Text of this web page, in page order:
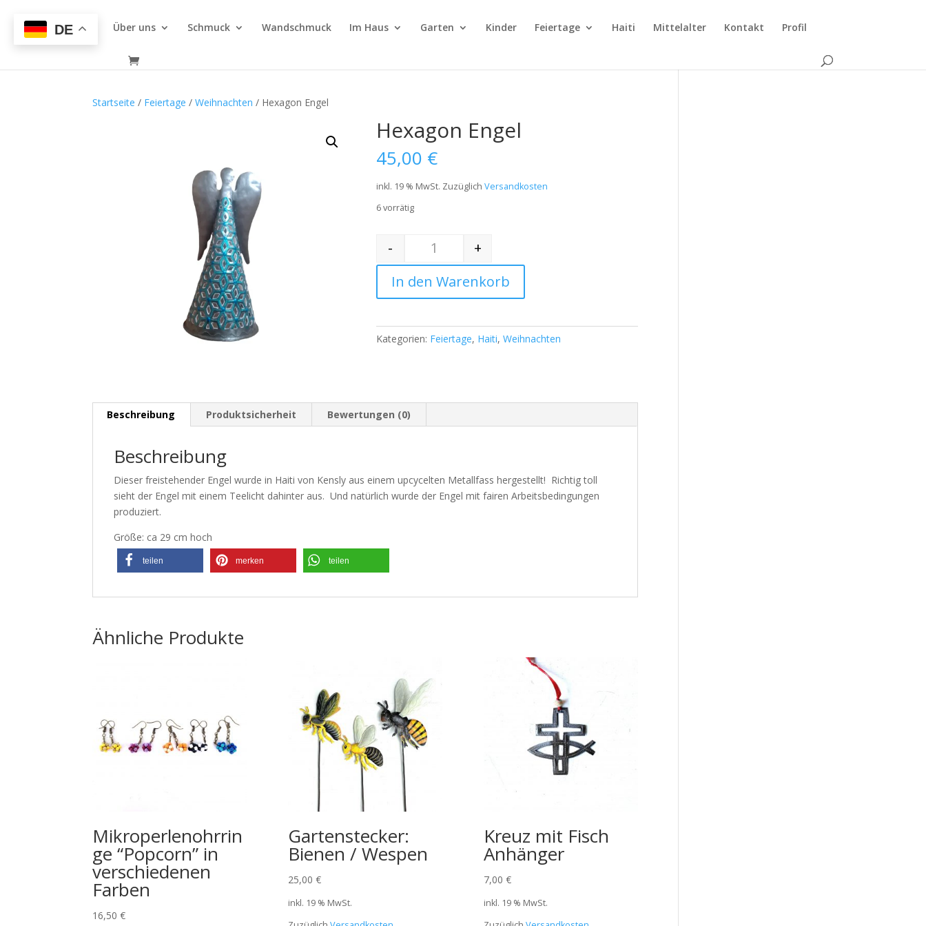
Über uns Schmuck Wandschmuck Im Haus Garten Kinder Feiertage Haiti Mittelalter Kontakt Profil
Startseite / Feiertage /Weihnachten / Hexagon Engel
Hexagon Engel
45,00 €
inkl. 19 % MwSt. ZuzüglichVersandkosten
6 vorrätig
Quantity
-
+
In den Warenkorb
Kategorien: Feiertage, Haiti,Weihnachten
Beschreibung Produktsicherheit Bewertungen (0)
Beschreibung
Dieser freistehender Engel wurde in Haiti von Kensly aus einem upcycelten Metallfass hergestellt! Richtig toll
sieht der Engel mit einem Teelicht dahinter aus. Und natürlich wurde der Engel mit fairen Arbeitsbedingungen
produziert.
Größe: ca 29 cm hoch
teilen merken teilen
Ähnliche Produkte
Mikroperlenohrrin
ge “Popcorn” in
verschiedenen
Farben
16,50€
Gartenstecker:
Bienen / Wespen
25,00 €
inkl. 19 % MwSt.
Kreuz mit Fisch
Anhänger
7,00 €
inkl. 19 % MwSt.
DE